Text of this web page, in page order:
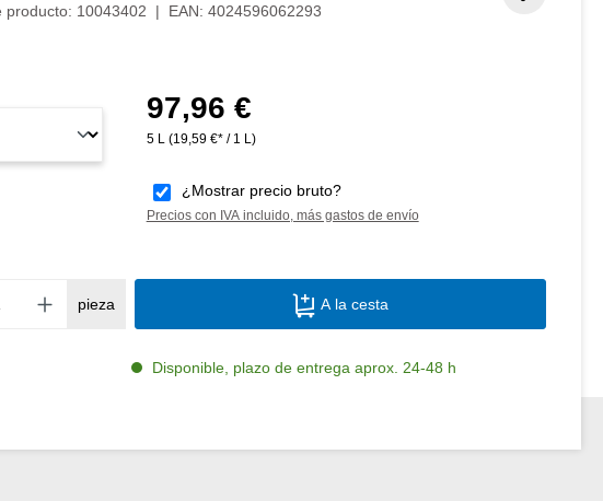
producto: 10043402 | EAN: 4024596062293
Precio normal:
97,96 €
5 L (19,59 €* / 1 L)
¿Mostrar precio bruto?
Precios con IVA incluido, más gastos de envío
Cantidad del producto: introduce la
pieza A la cesta
Disponible, plazo de entrega aprox. 24-48 h